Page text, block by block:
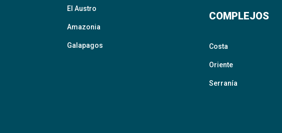
El Austro
Amazonia
Galapagos
COMPLEJOS
Costa
Oriente
Serranía